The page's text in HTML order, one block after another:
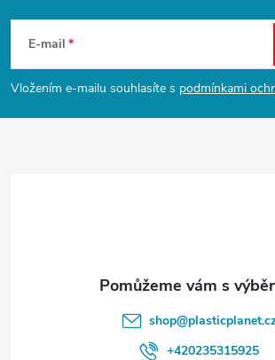
p
a
E-mail
Vložením e-mailu souhlasíte s podmínkami
shop@
+420235315925